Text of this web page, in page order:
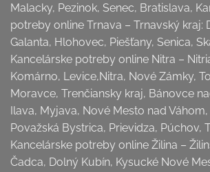
Malacky, Pezinok, Senec, Bratislava,
potreby online Trnava – Trnavský kraj:
Galanta, Hlohovec, Piešťany, Senica,
Kancelárske potreby online Nitra –
Komárno, Levice,Nitra, Nové Zámky,
Moravce, Trenčiansky kraj, Bánovce
Ilava, Myjava, Nové Mesto nad Váhom,
Považská Bystrica, Prievidza, Púchov,
Kancelárske potreby online Žilina –
Čadca, Dolný Kubín, Kysucké Nové